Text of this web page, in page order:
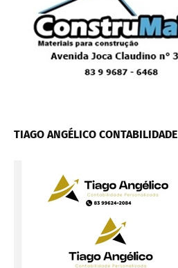
TIAGO ANGÉLICO CONTABILIDADE